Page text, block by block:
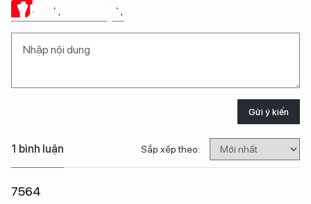
Ý KIẾN CỦA BẠN
Gửi ý kiến
1 bình luận Sắp xếp theo:
7564